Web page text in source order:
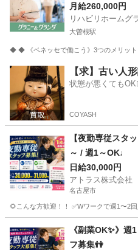
徳川 【介】正社
フ
月給260,000円
リハビリホームグ
大曽根駅
◆ ◆ 《ベネッセで働こう》3つのメリット
愛知 名古屋市 大曽根駅 介護
【求】古い人
状態が悪くても
COYASH
【夜勤専従スタ
～ / 週1～OK♩
日給30,000円
アトラス株式会社
名古屋市
🌻こんな方歓迎！！ ✅Wワークで週1〜2
介護
《副業OK✨》週1～OK♩ / 夜
フ募集👫